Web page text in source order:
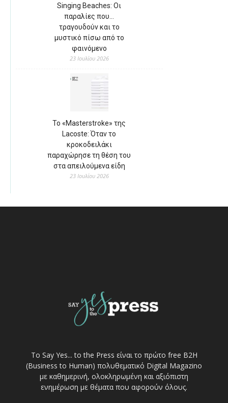
Singing Beaches: Οι
παραλίες που…
τραγουδούν και το
μυστικό πίσω από το
φαινόμενο
23 Ιουλίου 2026
Το «Masterstroke» της
Lacoste: Όταν το
κροκοδειλάκι
παραχώρησε τη θέση του
στα απειλούμενα είδη
23 Ιουλίου 2026
Το Say Yes... to the Press είναι το πρώτο free Β2Η
(Business to Human) πολυθεματικό Digital Magazino
με καθημερινή, ολοκληρωμένη και αξιόπιστη
ενημέρωση με θέματα που αφορούν όλους.